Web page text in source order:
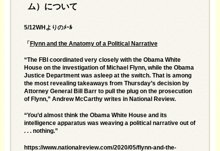
ム）について
5/12WHよりのﾒｰﾙ
「 Flynn and the Anatomy of a Political Narrative
“The FBI coordinated very closely with the Obama White
House on the investigation of Michael Flynn, while the Obama
Justice Department was asleep at the switch. That is among
the most revealing takeaways from Thursday’s decision by
Attorney General Bill Barr to pull the plug on the prosecution
of Flynn,” Andrew McCarthy writes in National Review.
“You’d almost think the Obama White House and its
intelligence apparatus was weaving a political narrative out of
. . . nothing.”
https://www.nationalreview.com/2020/05/flynn-and-the-